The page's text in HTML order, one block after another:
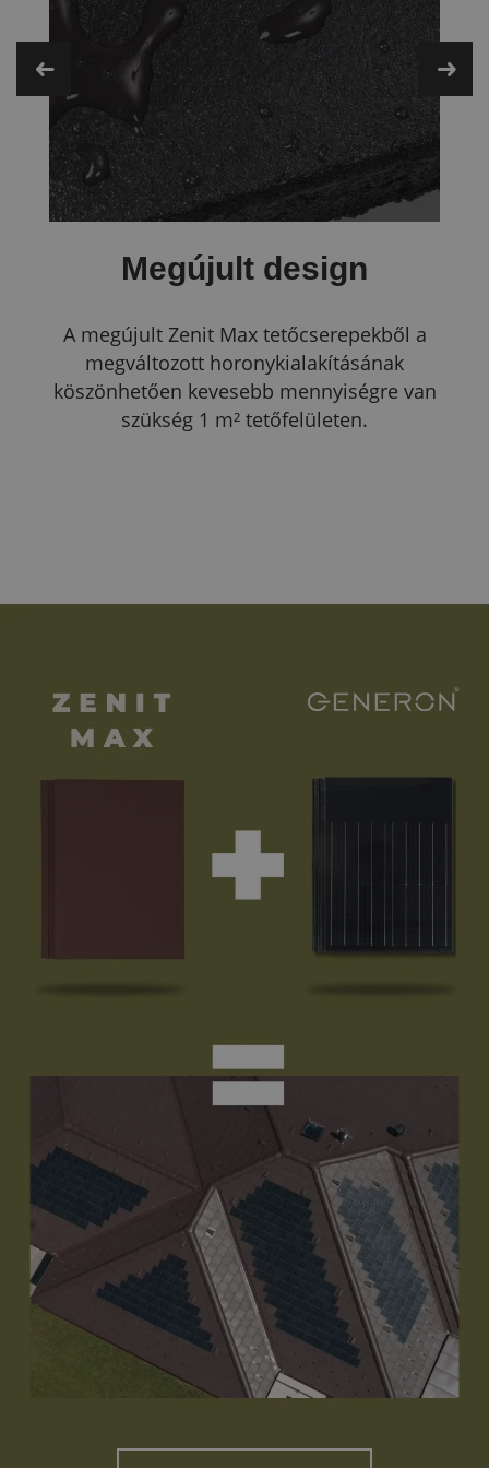
Megújult design
A megújult Zenit Max tetőcserepekből a
megváltozott horonykialakításának
köszönhetően kevesebb mennyiségre van
szükség 1 m² tetőfelületen.